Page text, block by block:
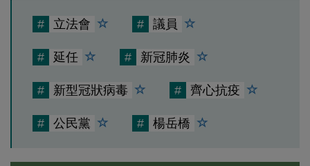
# 立法會 # 議員
# 延任 # 新冠肺炎
# 新型冠狀病毒 # 齊心抗疫
# 公民黨 # 楊岳橋